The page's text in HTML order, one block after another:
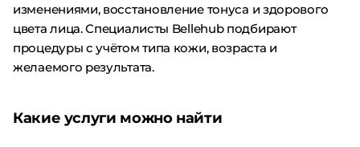
изменениями, восстановление тонуса и здорового
цвета лица. Специалисты Bellehub подбирают
процедуры с учётом типа кожи, возраста и
желаемого результата.
Какие услуги можно найти